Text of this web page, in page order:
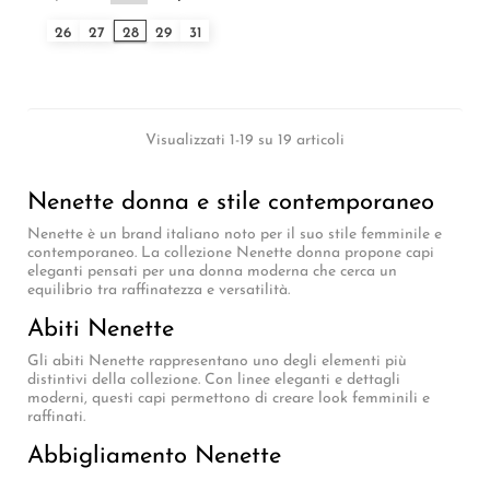
26 27 28 29 31
Visualizzati 1-19 su 19 articoli
Nenette donna e stile contemporaneo
Nenette è un brand italiano noto per il suo stile femminile e
contemporaneo. La collezione Nenette donna propone capi
eleganti pensati per una donna moderna che cerca un
equilibrio tra raffinatezza e versatilità.
Abiti Nenette
Gli abiti Nenette rappresentano uno degli elementi più
distintivi della collezione. Con linee eleganti e dettagli
moderni, questi capi permettono di creare look femminili e
raffinati.
Abbigliamento Nenette